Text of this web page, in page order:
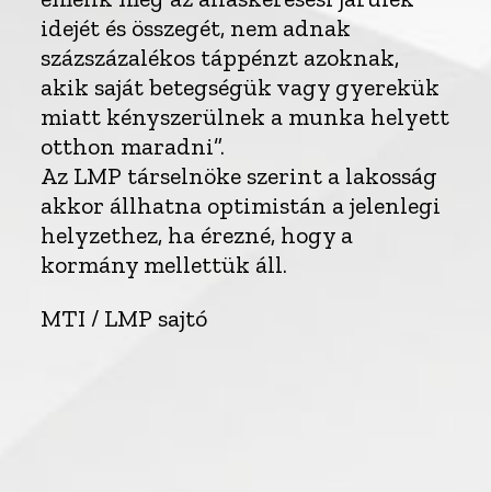
idejét és összegét, nem adnak
százszázalékos táppénzt azoknak,
akik saját betegségük vagy gyerekük
miatt kényszerülnek a munka helyett
otthon maradni”.
Az LMP társelnöke szerint a lakosság
akkor állhatna optimistán a jelenlegi
helyzethez, ha érezné, hogy a
kormány mellettük áll.
MTI / LMP sajtó